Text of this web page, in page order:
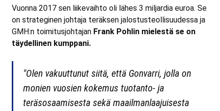
Vuonna 2017 sen liikevaihto oli lähes 3 miljardia euroa. Se
on strateginen johtaja teräksen jalostusteollisuudessa ja
GMH:n toimitusjohtajan Frank Pohlin mielestä se on
täydellinen kumppani.
"Olen vakuuttunut siitä, että Gonvarri, jolla on
monien vuosien kokemus tuotanto- ja
teräsosaamisesta sekä maailmanlaajuisesta